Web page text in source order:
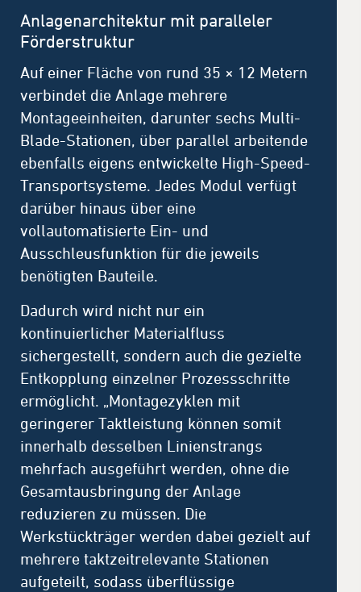
Anlagenarchitektur mit paralleler
Förderstruktur
Auf einer Fläche von rund 35 × 12 Metern
verbindet die Anlage mehrere
Montageeinheiten, darunter sechs Multi-
Blade-Stationen, über parallel arbeitende
ebenfalls eigens entwickelte High-Speed-
Transportsysteme. Jedes Modul verfügt
darüber hinaus über eine
vollautomatisierte Ein- und
Ausschleusfunktion für die jeweils
benötigten Bauteile.
Dadurch wird nicht nur ein
kontinuierlicher Materialfluss
sichergestellt, sondern auch die gezielte
Entkopplung einzelner Prozessschritte
ermöglicht. „Montagezyklen mit
geringerer Taktleistung können somit
innerhalb desselben Linienstrangs
mehrfach ausgeführt werden, ohne die
Gesamtausbringung der Anlage
reduzieren zu müssen. Die
Werkstückträger werden dabei gezielt auf
mehrere taktzeitrelevante Stationen
aufgeteilt, sodass überflüssige